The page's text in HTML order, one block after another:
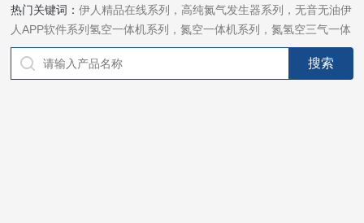
热门关键词：伊人精品在线系列，高纯氮气发生器系列，无音无油伊
人APP软件系列氢空一体机系列，氮空一体机系列，氮氢空三气一体
机系列，气体净化器系列，代理日本DKK-TOA水质分析，水质检测
仪器，代理南韩SitekPH/离子计，DO计，电导计，多功能计，